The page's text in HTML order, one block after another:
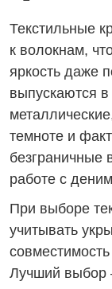
Текстильные
к волокнам,
яркость даже
выпускаются
темноте и
безграничные
работе с
При выборе
учитывать
Лучший выбор